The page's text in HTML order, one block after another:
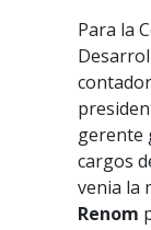
Para la
contador
gerente
cargos
venia la
Renom